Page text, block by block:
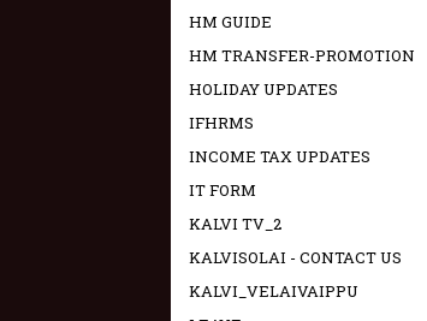
HM GUIDE
HM TRANSFER-PROMOTION
HOLIDAY UPDATES
IFHRMS
INCOME TAX UPDATES
IT FORM
KALVI TV_2
KALVISOLAI - CONTACT US
KALVI_VELAIVAIPPU